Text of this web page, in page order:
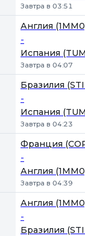
Завтра в 03:51
Англия
-
Испания
Завтра в 04:07
Бразилия
-
Испания
Завтра в 04:23
Франция
-
Англия
Завтра в 04:39
Англия
-
Бразилия